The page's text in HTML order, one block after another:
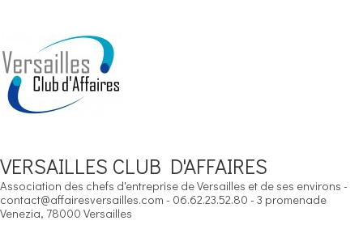
VERSAILLES CLUB D'AFFAIRES
Association des chefs d'entreprise de Versailles et de ses environs -
contact@affairesversailles.com - 06.62.23.52.80 - 3 promenade
Venezia, 78000 Versailles